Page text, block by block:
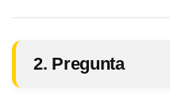
2. Pregunta